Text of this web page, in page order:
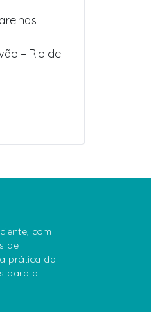
– Rio de
com
de
prática da
para a